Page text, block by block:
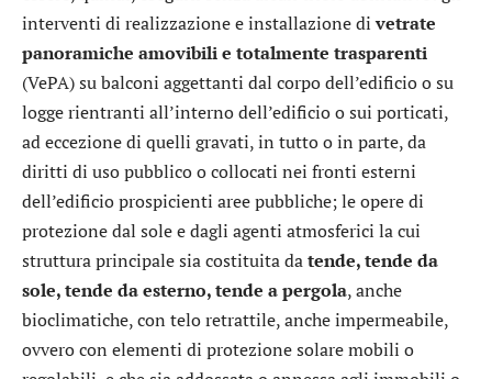
interventi di realizzazione e installazione divetrate
panoramiche amovibili e totalmente trasparenti
(VePA) su balconi aggettanti dal corpo dell’edificio o su
logge rientranti all’interno dell’edificio o sui porticati,
ad eccezione di quelli gravati, in tutto o in parte, da
diritti di uso pubblico o collocati nei fronti esterni
dell’edificio prospicienti aree pubbliche; le opere di
protezione dal sole e dagli agenti atmosferici la cui
struttura principale sia costituita datende, tende da
sole, tende da esterno, tende a pergola, anche
bioclimatiche, con telo retrattile, anche impermeabile,
ovvero con elementi di protezione solare mobili o